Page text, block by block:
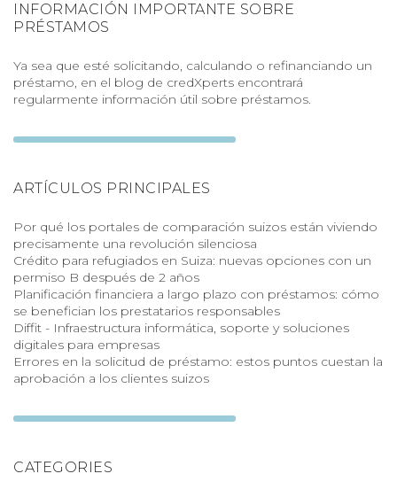
INFORMACIÓN IMPORTANTE SOBRE
PRÉSTAMOS
Ya sea que esté solicitando, calculando o refinanciando un
préstamo, en el blog de credXperts encontrará
regularmente información útil sobre préstamos.
ARTÍCULOS PRINCIPALES
Por qué los portales de comparación suizos están viviendo
precisamente una revolución silenciosa
Crédito para refugiados en Suiza: nuevas opciones con un
permiso B después de 2 años
Planificación financiera a largo plazo con préstamos: cómo
se benefician los prestatarios responsables
Diffit - Infraestructura informática, soporte y soluciones
digitales para empresas
Errores en la solicitud de préstamo: estos puntos cuestan la
aprobación a los clientes suizos
CATEGORIES